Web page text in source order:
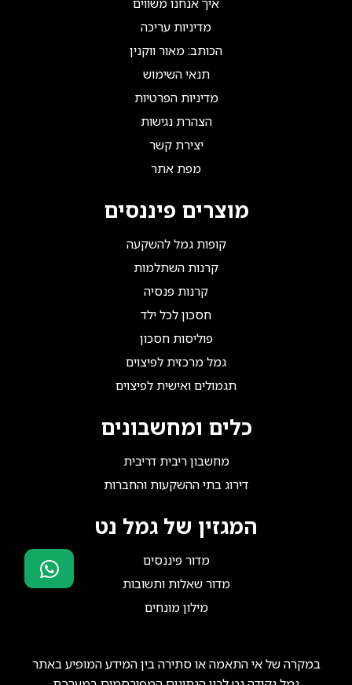
מדיניות עריכה
הכותב: מאור ווקנין
תנאי השימוש
מדיניות הפרטיות
הצהרת נגישות
יצירת קשר
מפת אתר
מוצרים פיננסים
קופות גמל להשקעה
קרנות השתלמות
קרנות פנסיה
חסכון לכל ילד
פוליסות חסכון
גמל מרכזית לפיצוים
תגמולים ואישית לפיצוים
כלים ומחשבונים
מחשבון ריבית דריבית
דירוג בתי ההשקעות והחברות
המגזין של גמל נט
מדור פיננסים
מדור שאלות ותשובות
מילון מונחים
במקרה של אי התאמה או סתירה בין המידע המופיע באתר